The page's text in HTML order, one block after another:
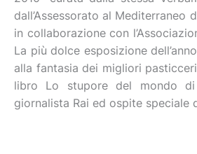
dall’Assessorato al Mediterraneo
in collaborazione con
La più dolce esposizione
alla fantasia dei migliori
libro Lo stupore del mondo di
giornalista Rai ed ospite speciale